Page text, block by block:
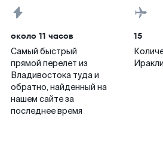
около 11 часов
Самый быстрый
прямой перелет из
Владивостока туда и
обратно, найденный на
нашем сайте за
последнее время
15